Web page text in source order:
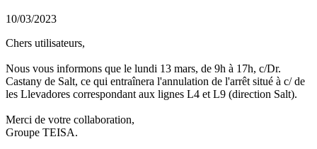
10/03/2023
Chers utilisateurs,
Nous vous informons que le lundi 13 mars, de 9h à 17h, c/Dr.
Castany de Salt, ce qui entraînera l'annulation de l'arrêt situé à c/ de
les Llevadores correspondant aux lignes L4 et L9 (direction Salt).
Merci de votre collaboration,
Groupe TEISA.